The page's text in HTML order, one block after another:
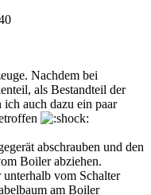
Nachdem bei
als Bestandteil der
auch dazu ein paar
abschrauben und den
Boiler abziehen.
vom Schalter
am Boiler